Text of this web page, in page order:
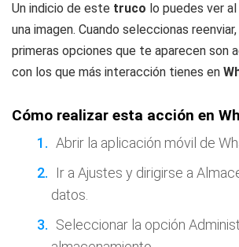
Un indicio de este truco lo puedes ver
una imagen. Cuando seleccionas
primeras opciones que te aparecen son
con los que más interacción tienes en
Cómo realizar esta acción en
Abrir la aplicación móvil de
Ir a Ajustes y dirigirse a
datos.
Seleccionar la opción